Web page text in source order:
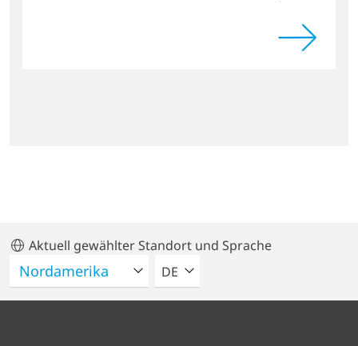
Aktuell gewählter Standort und Sprache
BITTE WÄHLEN SIE EINE
DE